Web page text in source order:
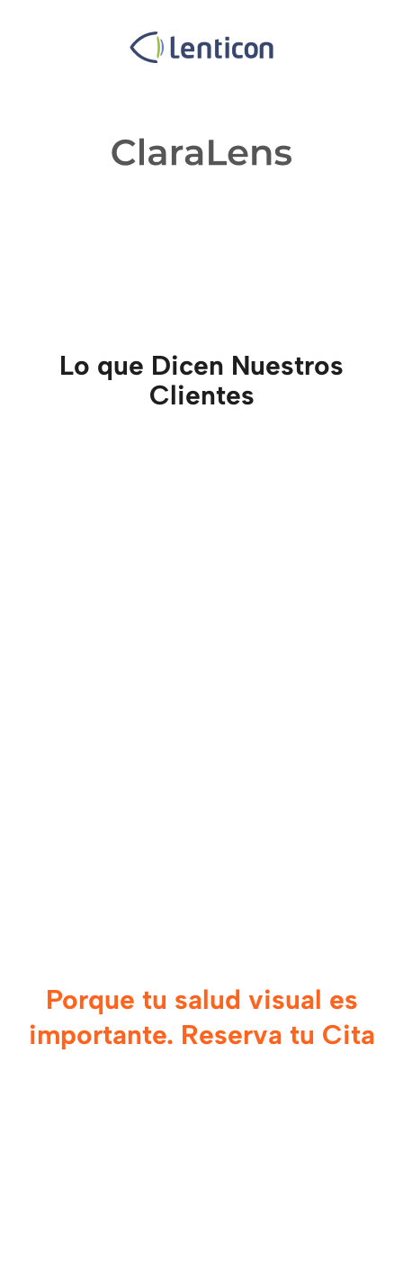
Lo que Dicen Nuestros
Clientes
Porque tu salud visual es
importante. Reserva tu Cita